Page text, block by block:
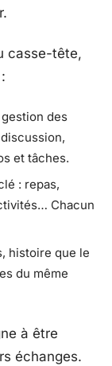
casse-tête,
gestion des
et tâches.
: repas,
Chacun
histoire que le
du même
à être
échanges.